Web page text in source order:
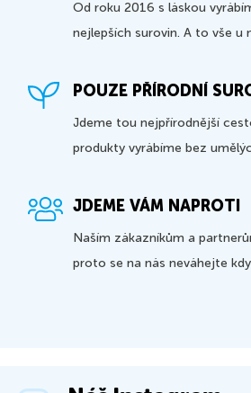
Od roku 2016 s láskou
nejlepších surovin. A to vše u
POUZE PŘÍRODNÍ
Jdeme tou nejpřírodnější
produkty vyrábíme bez
JDEME VÁM NAPROTI
Naším zákazníkům a
proto se na nás neváhejte